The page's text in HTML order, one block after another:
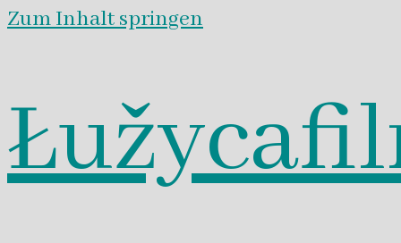
Zum Inhalt springen